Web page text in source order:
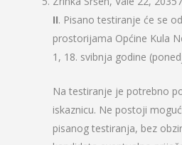
II. Pisano testiranje će se
prostorijama Općine Kula
1, 18. svibnja godine
Na testiranje je potrebno
iskaznicu. Ne postoji
pisanog testiranja, bez